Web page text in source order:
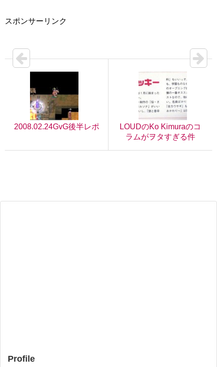
スポンサーリンク
2008.02.24GvG後半レポ
LOUDのKo Kimuraのコ
ラムがヲタすぎる件
Profile